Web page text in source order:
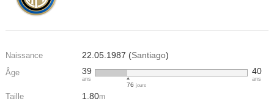
Naissance 22.05.1987 (Santiago)
Âge 39
ans
76 jours
40
ans
Taille 1.80m